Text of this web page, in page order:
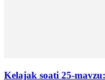
Kelajak soati 25-